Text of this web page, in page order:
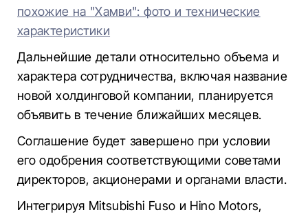
похожие на "Хамви": фото и технические
характеристики
Дальнейшие детали относительно объема и
характера сотрудничества, включая название
новой холдинговой компании, планируется
объявить в течение ближайших месяцев.
Соглашение будет завершено при условии
его одобрения соответствующими советами
директоров, акционерами и органами власти.
Интегрируя Mitsubishi Fuso и Hino Motors,